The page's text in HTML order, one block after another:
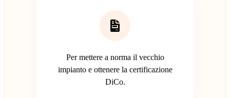
Per mettere a norma il vecchio
impianto e ottenere la certificazione
DiCo.